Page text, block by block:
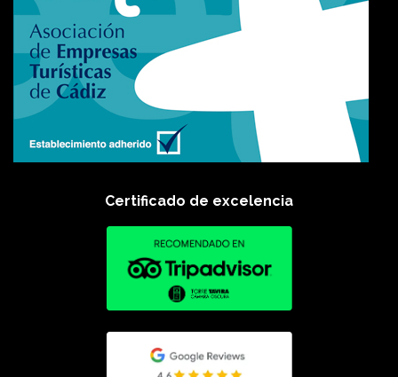
Certificado de excelencia